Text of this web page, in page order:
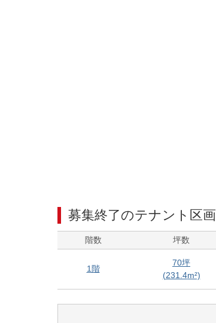
募集終了のテナント区画
階数 坪数
1階
70坪
(231.4m²)